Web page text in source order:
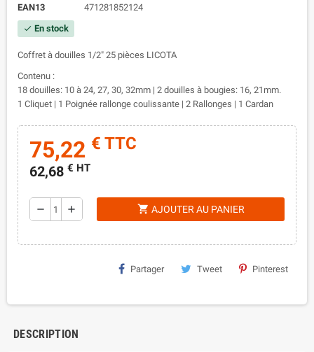
EAN13
471281852124
check En stock
Coffret à douilles 1/2" 25 pièces LICOTA
Contenu :
18 douilles: 10 à 24, 27, 30, 32mm | 2 douilles à bougies: 16, 21mm.
1 Cliquet | 1 Poignée rallonge coulissante | 2 Rallonges | 1 Cardan
75,22 € TTC
62,68 € HT
remove add shopping_cart AJOUTER AU PANIER
Partager Tweet Pinterest
DESCRIPTION